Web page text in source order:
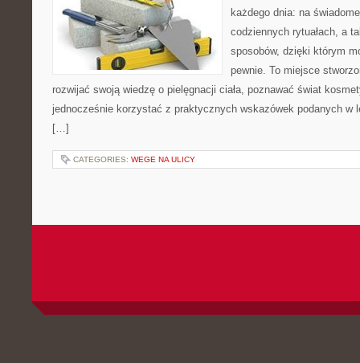
każdego dnia: na
codziennych rytuałach, a
sposobów, dzięki którym
pewnie. To miejsce
rozwijać swoją wiedzę o pielęgnacji ciała, poznawać świat
jednocześnie korzystać z praktycznych wskazówek podanych w
[…]
CATEGORIES: WEGE NA ULICY